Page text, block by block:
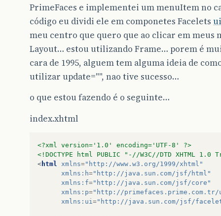
PrimeFaces e implementei um menuItem no
código eu dividi ele em componetes Facelets
meu centro que quero que ao clicar em meus
Layout… estou utilizando Frame… porem é
cara de 1995, alguem tem alguma ideia de
utilizar update="", nao tive sucesso…
o que estou fazendo é o seguinte…
index.xhtml
<?xml version='1.0' encoding='UTF-8' ?>
<!DOCTYPE html PUBLIC "-//W3C//DTD
< html xmlns="http://www.w3.org/1999/xhtml"
xmlns:h="http://java.sun.com/jsf/html"
xmlns:f="http://java.sun.com/jsf/core"
xmlns:p="http://
xmlns:ui="http://java.sun.com/jsf/